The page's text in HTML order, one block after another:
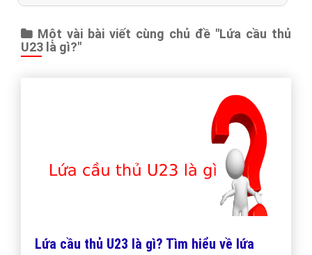
Một vài bài viết cùng chủ đề "Lứa cầu thủ
U23 là gì?"
Lứa cầu thủ U23 là gì? Tìm hiểu về lứa